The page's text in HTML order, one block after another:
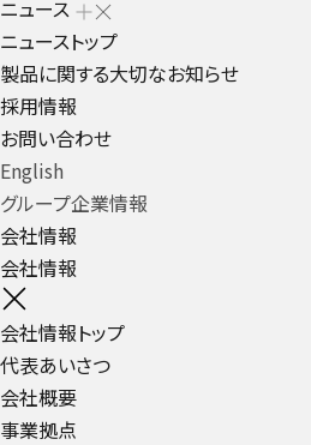
ニュース
ニューストップ
製品に関する大切なお知らせ
採用情報
お問い合わせ
English
グループ企業情報
会社情報
会社情報
会社情報トップ
代表あいさつ
会社概要
事業拠点